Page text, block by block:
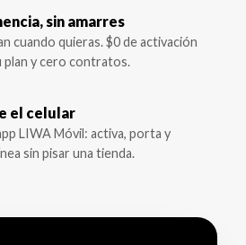
sin amarres
cuando quieras. $0 de activación
plan y cero contratos.
el celular
LIWA Móvil: activa, porta y
sin pisar una tienda.